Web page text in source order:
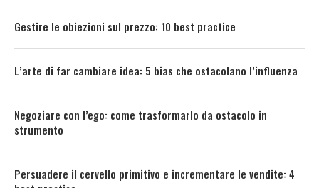
Gestire le obiezioni sul prezzo: 10 best practice
L’arte di far cambiare idea: 5 bias che ostacolano l’influenza
Negoziare con l’ego: come trasformarlo da ostacolo in
strumento
Persuadere il cervello primitivo e incrementare le vendite: 4